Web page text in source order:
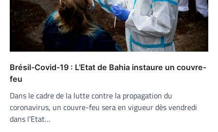
Brésil-Covid-19 : L’Etat de Bahia instaure un couvre-
feu
Dans le cadre de la lutte contre la propagation du
coronavirus, un couvre-feu sera en vigueur dès vendredi
dans l’Etat…